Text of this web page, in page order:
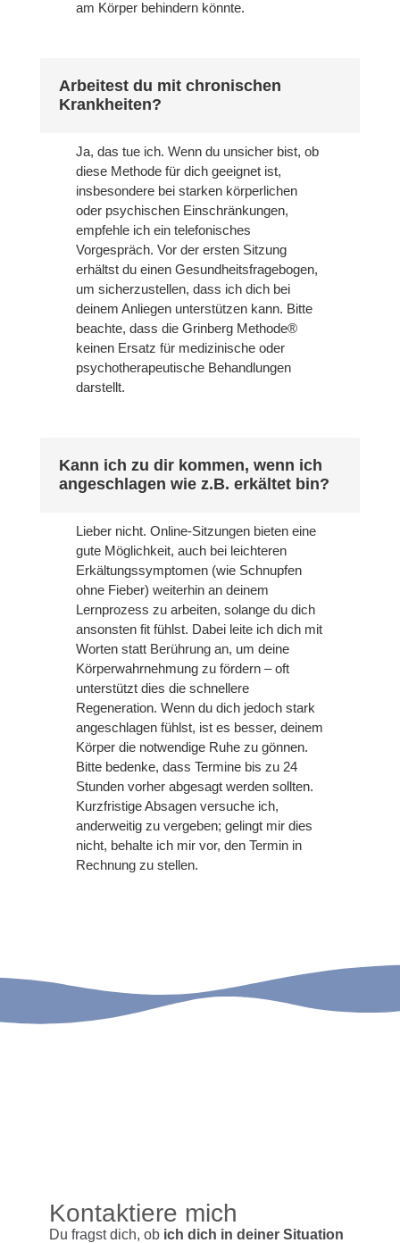
am Körper behindern könnte.
Arbeitest du mit chronischen
Krankheiten?
Ja, das tue ich. Wenn du unsicher bist, ob
diese Methode für dich geeignet ist,
insbesondere bei starken körperlichen
oder psychischen Einschränkungen,
empfehle ich ein telefonisches
Vorgespräch. Vor der ersten Sitzung
erhältst du einen Gesundheitsfragebogen,
um sicherzustellen, dass ich dich bei
deinem Anliegen unterstützen kann. Bitte
beachte, dass die Grinberg Methode®
keinen Ersatz für medizinische oder
psychotherapeutische Behandlungen
darstellt.
Kann ich zu dir kommen, wenn ich
angeschlagen wie z.B. erkältet bin?
Lieber nicht. Online-Sitzungen bieten eine
gute Möglichkeit, auch bei leichteren
Erkältungssymptomen (wie Schnupfen
ohne Fieber) weiterhin an deinem
Lernprozess zu arbeiten, solange du dich
ansonsten fit fühlst. Dabei leite ich dich mit
Worten statt Berührung an, um deine
Körperwahrnehmung zu fördern – oft
unterstützt dies die schnellere
Regeneration. Wenn du dich jedoch stark
angeschlagen fühlst, ist es besser, deinem
Körper die notwendige Ruhe zu gönnen.
Bitte bedenke, dass Termine bis zu 24
Stunden vorher abgesagt werden sollten.
Kurzfristige Absagen versuche ich,
anderweitig zu vergeben; gelingt mir dies
nicht, behalte ich mir vor, den Termin in
Rechnung zu stellen.
Kontaktiere mich
Du fragst dich, ob ich dich in deiner Situation